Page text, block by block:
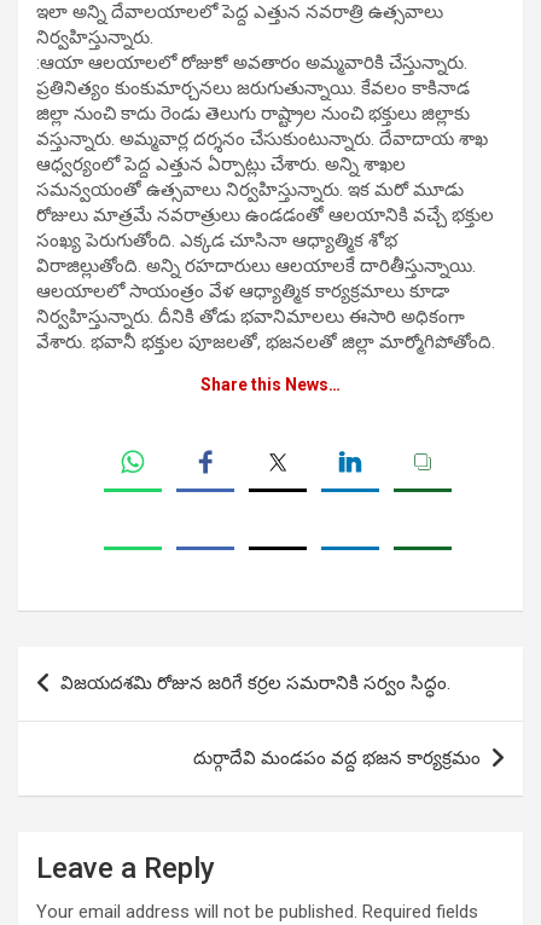
ఇలా అన్ని దేవాలయాలలో పెద్ద ఎత్తున నవరాత్రి ఉత్సవాలు
నిర్వహిస్తున్నారు.
:ఆయా ఆలయాలలో రోజుకో అవతారం అమ్మవారికి చేస్తున్నారు.
ప్రతినిత్యం కుంకుమార్చనలు జరుగుతున్నాయి. కేవలం కాకినాడ
జిల్లా నుంచి కాదు రెండు తెలుగు రాష్ట్రాల నుంచి భక్తులు జిల్లాకు
వస్తున్నారు. అమ్మవార్ల దర్శనం చేసుకుంటున్నారు. దేవాదాయ శాఖ
ఆధ్వర్యంలో పెద్ద ఎత్తున ఏర్పాట్లు చేశారు. అన్ని శాఖల
సమన్వయంతో ఉత్సవాలు నిర్వహిస్తున్నారు. ఇక మరో మూడు
రోజులు మాత్రమే నవరాత్రులు ఉండడంతో ఆలయానికి వచ్చే భక్తుల
సంఖ్య పెరుగుతోంది. ఎక్కడ చూసినా ఆధ్యాత్మిక శోభ
విరాజిల్లుతోంది. అన్ని రహదారులు ఆలయాలకే దారితీస్తున్నాయి.
ఆలయాలలో సాయంత్రం వేళ ఆధ్యాత్మిక కార్యక్రమాలు కూడా
నిర్వహిస్తున్నారు. దీనికి తోడు భవానిమాలలు ఈసారి అధికంగా
వేశారు. భవానీ భక్తుల పూజలతో, భజనలతో జిల్లా మార్మోగిపోతోంది.
Share this News…
Post
navigation
విజయదశమి రోజున జరిగే కర్రల సమరానికి సర్వం సిద్ధం.
దుర్గాదేవి మండపం వద్ద భజన కార్యక్రమం
Leave a Reply
Your email address will not be published. Required fields